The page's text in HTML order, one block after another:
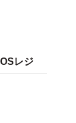
レジ